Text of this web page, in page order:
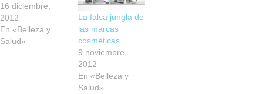
16 diciembre,
2012
En «Belleza y
Salud»
La falsa jungla de
las marcas
cosméticas
9 noviembre,
2012
En «Belleza y
Salud»